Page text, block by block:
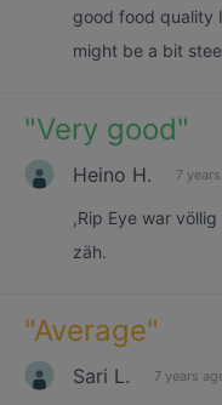
good food quality
might be a bit
"Very good"
Heino H. 7
,Rip Eye war
zäh.
"Average"
Sari L. 7 years